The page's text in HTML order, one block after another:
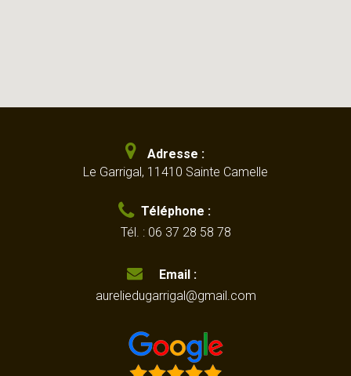
Adresse :
Le Garrigal, 11410 Sainte Camelle
Téléphone :
Tél. : 06 37 28 58 78
Email :
aureliedugarrigal@gmail.com